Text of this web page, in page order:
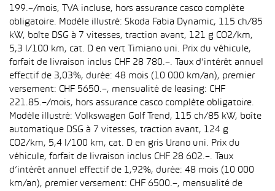
199.–/mois, TVA incluse, hors assurance casco complète
obligatoire. Modèle illustré: Skoda Fabia Dynamic, 115 ch/85
kW, boîte DSG à 7 vitesses, traction avant, 121 g CO2/km,
5,3 l/100 km, cat. D en vert Timiano uni. Prix du véhicule,
forfait de livraison inclus CHF 28 780.–. Taux d’intérêt annuel
effectif de 3,03%, durée: 48 mois (10 000 km/an), premier
versement: CHF 5650.–, mensualité de leasing: CHF
221.85.–/mois, hors assurance casco complète obligatoire.
Modèle illustré: Volkswagen Golf Trend, 115 ch/85 kW, boîte
automatique DSG à 7 vitesses, traction avant, 124 g
CO2/km, 5,4 l/100 km, cat. D en gris Urano uni. Prix du
véhicule, forfait de livraison inclus CHF 28 602.–. Taux
d’intérêt annuel effectif de 1,92%, durée: 48 mois (10 000
km/an), premier versement: CHF 6500.–, mensualité de